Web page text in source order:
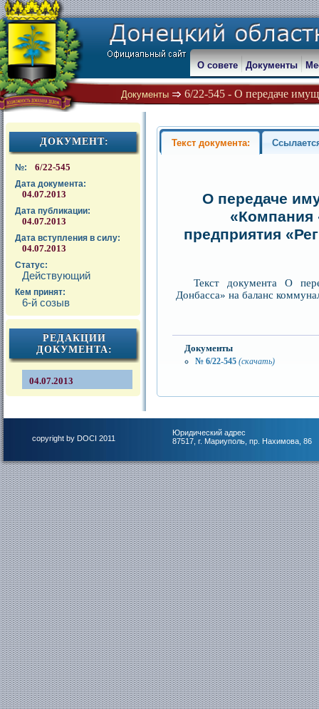
Документы 6/22-545 - О передаче
О совете Документы
ДОКУМЕНТ:
№: 6/22-545
Дата документа:
04.07.2013
Дата публикации:
04.07.2013
Дата вступления в силу:
04.07.2013
Статус:
Действующий
Кем принят:
6-й созыв
РЕДАКЦИИ
ДОКУМЕНТА:
04.07.2013
Текст документа:
О передаче
«Компания
предприятия
Текст документа О
Донбасса» на баланс
Документы
№ 6/22-545 (скачать)
copyright by DOCI 2011
Юридический адрес
87517, г. Мариуполь, пр. Нахимова, 86